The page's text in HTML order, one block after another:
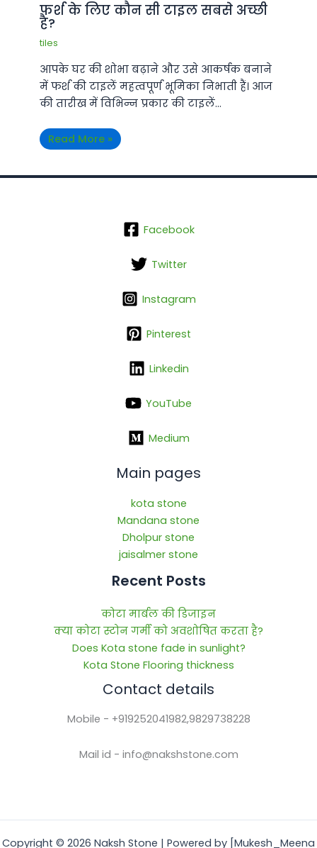
फर्श के लिए कौन सी टाइल सबसे अच्छी
है?
tiles
आपके घर की शोभा बढ़ाने और उसे आकर्षक बनाने
में फर्श की टाइलें महत्वपूर्ण भूमिका निभाती हैं। आज
की तारीख में विभिन्न प्रकार की टाइलें…
Read More »
Facebook
Twitter
Instagram
Pinterest
Linkedin
YouTube
Medium
Main pages
kota stone
Mandana stone
Dholpur stone
jaisalmer stone
Recent Posts
कोटा मार्बल की डिजाइन
क्या कोटा स्टोन गर्मी को अवशोषित करता है?
Does Kota stone fade in sunlight?
Kota Stone Flooring thickness
Contact details
Mobile - +919252041982,9829738228
Mail id - info@nakshstone.com
Copyright © 2026 Naksh Stone | Powered by [Mukesh_Meena